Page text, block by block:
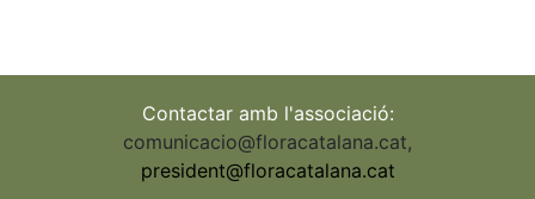
Contactar amb l'associació:
comunicacio@floracatalana.cat,
president@floracatalana.cat